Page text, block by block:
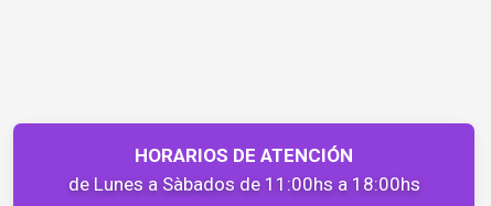
HORARIOS DE ATENCIÓN
de Lunes a Sàbados de 11:00hs a 18:00hs